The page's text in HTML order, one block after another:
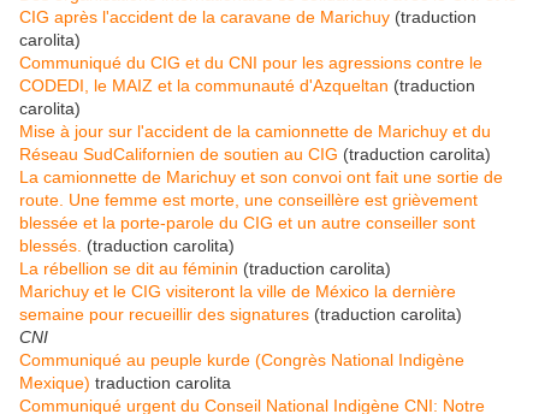
CIG après l'accident de la caravane de Marichuy (traduction
carolita)
Communiqué du CIG et du CNI pour les agressions contre le
CODEDI, le MAIZ et la communauté d'Azqueltan (traduction
carolita)
Mise à jour sur l'accident de la camionnette de Marichuy et du
Réseau SudCalifornien de soutien au CIG (traduction carolita)
La camionnette de Marichuy et son convoi ont fait une sortie de
route. Une femme est morte, une conseillère est grièvement
blessée et la porte-parole du CIG et un autre conseiller sont
blessés. (traduction carolita)
La rébellion se dit au féminin (traduction carolita)
Marichuy et le CIG visiteront la ville de México la dernière
semaine pour recueillir des signatures (traduction carolita)
CNI
Communiqué au peuple kurde (Congrès National Indigène
Mexique) traduction carolita
Communiqué urgent du Conseil National Indigène CNI: Notre